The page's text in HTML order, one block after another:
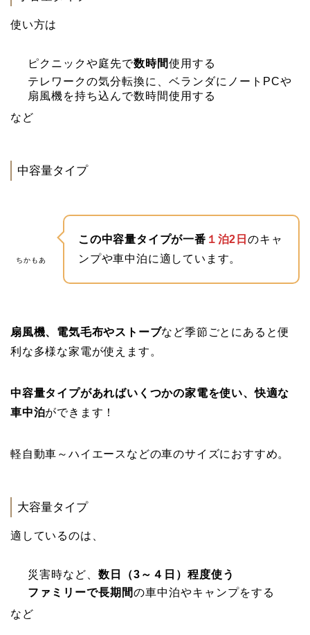
使い方は
ピクニックや庭先で数時間使用する
テレワークの気分転換に、ベランダにノートPCや
扇風機を持ち込んで数時間使用する
など
中容量タイプ
ちかもあ
この中容量タイプが一番 １泊2日のキャ
ンプや車中泊に適しています。
扇風機、電気毛布やストーブなど季節ごとにあると便
利な多様な家電が使えます。
中容量タイプがあればいくつかの家電を使い、快適な
車中泊ができます！
軽自動車～ハイエースなどの車のサイズにおすすめ。
大容量タイプ
適しているのは、
災害時など、 数日（3～４日）程度使う
ファミリーで長期間の車中泊やキャンプをする
など